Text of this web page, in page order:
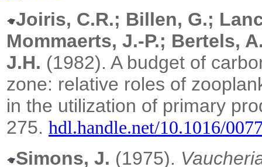
Joiris, C.R.; Billen, G.;
Mommaerts, J.-P.; Bertels,
J.H. (1982). A budget of
zone: relative roles of
in the utilization of primary
275. hdl.handle.net/10.1016/
Simons, J. (1975).